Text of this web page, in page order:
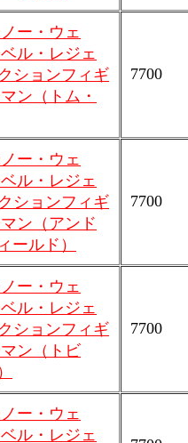
ー・ウェ
ル・レジェ
ションフィギ
ン（トム・
7700
ー・ウェ
ル・レジェ
ションフィギ
ン（アンド
ールド）
7700
ー・ウェ
ル・レジェ
ションフィギ
ン（トビ
7700
ー・ウェ
ル・レジェ